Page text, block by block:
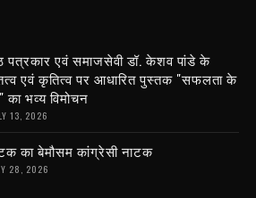
पत्रकार एवं समाजसेवी डॉ. केशव पांडे के
एवं कृतित्व पर आधारित पुस्तक "सफलता के
का भव्य विमोचन
13, 2026
का बेमौसम कांग्रेसी नाटक
28, 2026